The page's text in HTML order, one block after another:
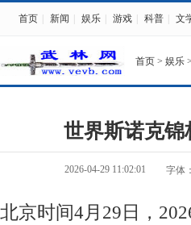
首页 新闻 娱乐 游戏 科普 文
首页 > 娱乐 >
世界斯诺克锦
2026-04-29 11:02:01 字体：
北京时间4月29日，